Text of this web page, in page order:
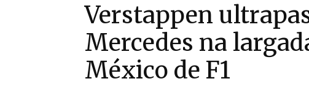
Verstappen
Mercedes na
México de F1